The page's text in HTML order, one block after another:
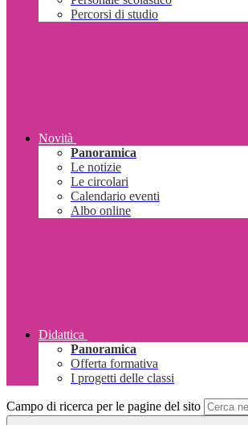
Percorsi di studio
Novità
Panoramica
Le notizie
Le circolari
Calendario eventi
Albo online
Didattica
Panoramica
Offerta formativa
I progetti delle classi
Campo di ricerca per le pagine del sito